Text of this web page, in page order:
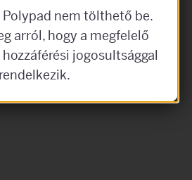
Polypad nem tölthető be.
arról, hogy a megfelelő
jogosultsággal
rendelkezik.